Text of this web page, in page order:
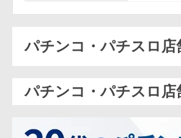
パチンコ・パチスロ
パチンコ・パチスロ